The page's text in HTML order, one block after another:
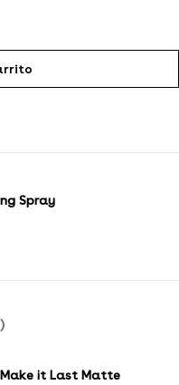
Spray
it Last Matte